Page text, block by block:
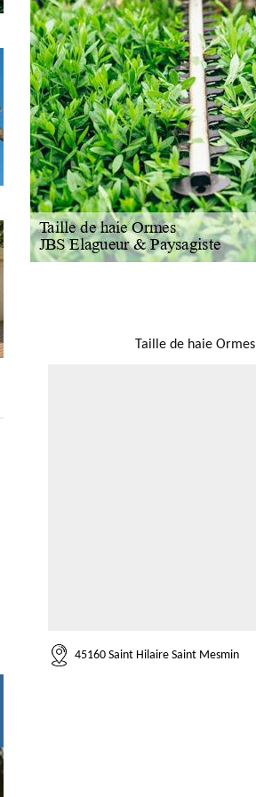
Taille de haie Ormes
45160 Saint Hilaire Saint Mesmin